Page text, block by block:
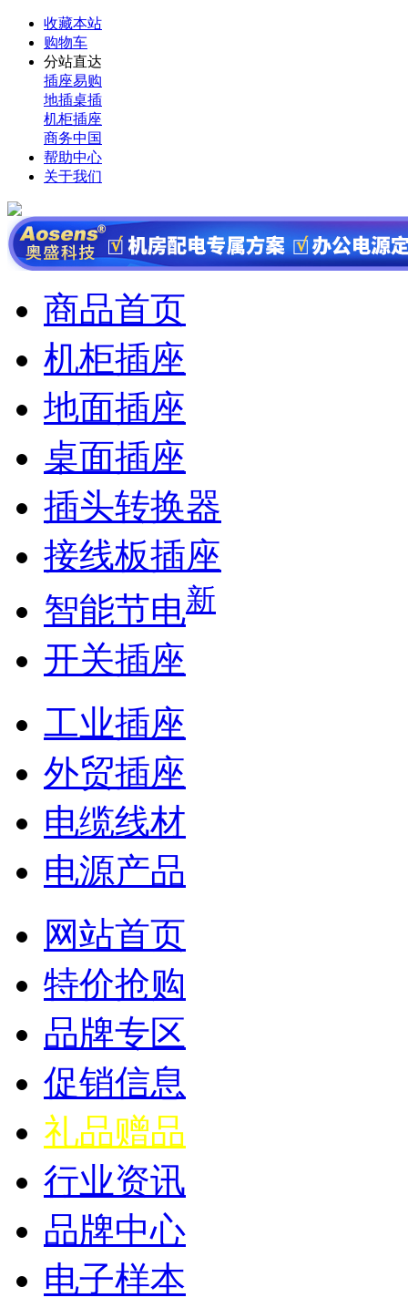
收藏本站
购物车
分站直达
插座易购
地插桌插
机柜插座
商务中国
帮助中心
关于我们
商品首页
机柜插座
地面插座
桌面插座
插头转换器
接线板插座
智能节电新
开关插座
工业插座
外贸插座
电缆线材
电源产品
网站首页
特价抢购
品牌专区
促销信息
礼品赠品
行业资讯
品牌中心
电子样本